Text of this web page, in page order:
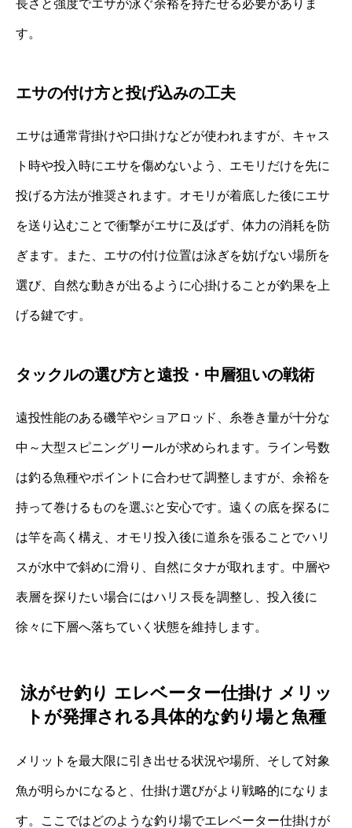
長さと強度でエサが泳ぐ余裕を持たせる必要がありま
す。
エサの付け方と投げ込みの工夫
エサは通常背掛けや口掛けなどが使われますが、キャス
ト時や投入時にエサを傷めないよう、エモリだけを先に
投げる方法が推奨されます。オモリが着底した後にエサ
を送り込むことで衝撃がエサに及ばず、体力の消耗を防
ぎます。また、エサの付け位置は泳ぎを妨げない場所を
選び、自然な動きが出るように心掛けることが釣果を上
げる鍵です。
タックルの選び方と遠投・中層狙いの戦術
遠投性能のある磯竿やショアロッド、糸巻き量が十分な
中～大型スピニングリールが求められます。ライン号数
は釣る魚種やポイントに合わせて調整しますが、余裕を
持って巻けるものを選ぶと安心です。遠くの底を探るに
は竿を高く構え、オモリ投入後に道糸を張ることでハリ
スが水中で斜めに滑り、自然にタナが取れます。中層や
表層を探りたい場合にはハリス長を調整し、投入後に
徐々に下層へ落ちていく状態を維持します。
泳がせ釣り エレベーター仕掛け メリッ
トが発揮される具体的な釣り場と魚種
メリットを最大限に引き出せる状況や場所、そして対象
魚が明らかになると、仕掛け選びがより戦略的になりま
す。ここではどのような釣り場でエレベーター仕掛けが